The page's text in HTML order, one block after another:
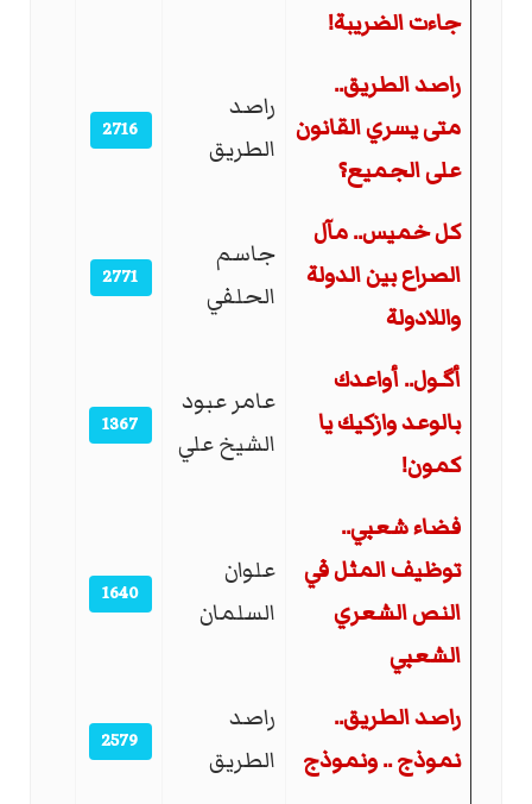
جاءت الضريبة!
راصد الطريق..
متى يسري القانون
على الجميع؟
راصد
الطريق
2716
كل خميس.. مآل
الصراع بين الدولة
واللادولة
جاسم
الحلفي
2771
أگـول.. أواعدك
بالوعد وازكيك يا
كمون!
عامر عبود
الشيخ علي
1367
فضاء شعبي..
توظيف المثل في
النص الشعري
الشعبي
علوان
السلمان
1640
راصد الطريق..
نموذج .. ونموذج
راصد
الطريق
2579